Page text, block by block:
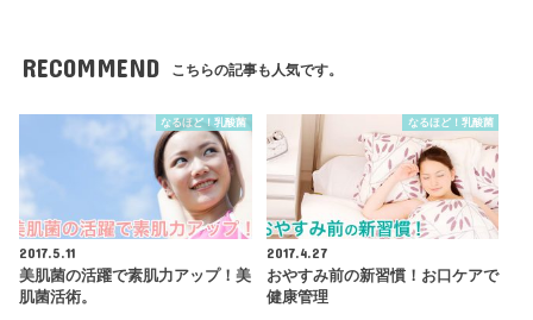
RECOMMEND こちらの記事も人気です。
なるほど！乳酸菌
2017.5.11
美肌菌の活躍で素肌力アップ！美
肌菌活術。
なるほど！乳酸菌
2017.4.27
おやすみ前の新習慣！お口ケアで
健康管理